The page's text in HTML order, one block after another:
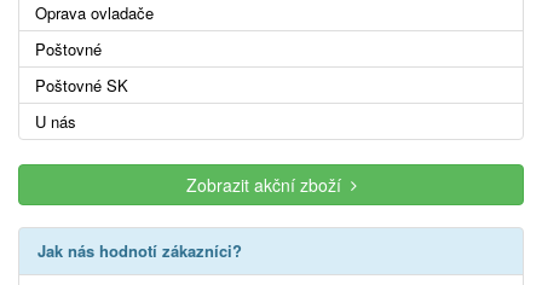
Oprava ovladače
Poštovné
Poštovné SK
U nás
Zobrazit akční zboží
Jak nás hodnotí zákazníci?